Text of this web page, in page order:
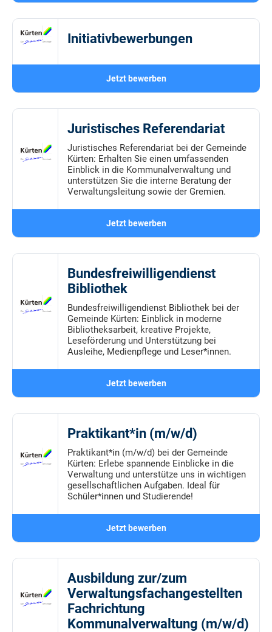
Initiativbewerbungen
Jetzt bewerben
Juristisches Referendariat
Juristisches Referendariat bei der Gemeinde
Kürten: Erhalten Sie einen umfassenden
Einblick in die Kommunalverwaltung und
unterstützen Sie die interne Beratung der
Verwaltungsleitung sowie der Gremien.
Jetzt bewerben
Bundesfreiwilligendienst
Bibliothek
Bundesfreiwilligendienst Bibliothek bei der
Gemeinde Kürten: Einblick in moderne
Bibliotheksarbeit, kreative Projekte,
Leseförderung und Unterstützung bei
Ausleihe, Medienpflege und Leser*innen.
Jetzt bewerben
Praktikant*in (m/w/d)
Praktikant*in (m/w/d) bei der Gemeinde
Kürten: Erlebe spannende Einblicke in die
Verwaltung und unterstütze uns in wichtigen
gesellschaftlichen Aufgaben. Ideal für
Schüler*innen und Studierende!
Jetzt bewerben
Ausbildung zur/zum
Verwaltungsfachangestellten
Fachrichtung
Kommunalverwaltung (m/w/d)